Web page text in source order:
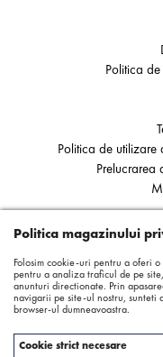
Politica
Politica de utilizare
Prelucrarea
Politica magazinului
Folosim cookie-uri pentru a oferi
pentru a analiza traficul de pe
anunturi directionate. Prin
navigarii pe site-ul nostru, sunteti
browser-ul dumneavoastra.
Cookie strict necesare